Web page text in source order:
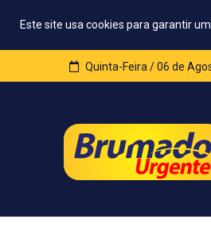
Este site usa cookies para garantir
Quinta-Feira / 06 de